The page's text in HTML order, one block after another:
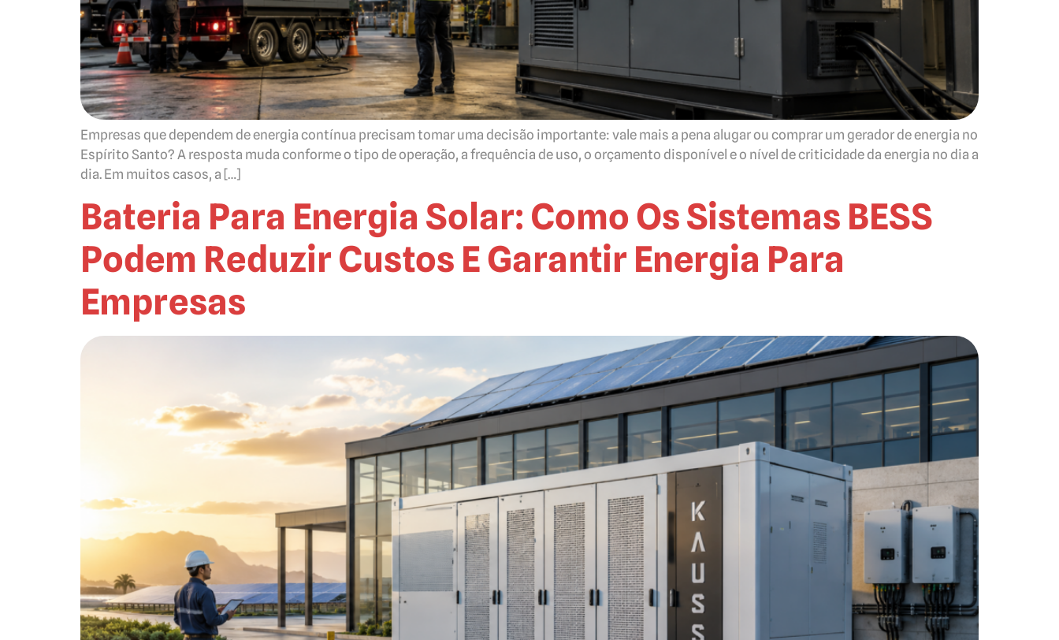
Empresas que dependem de energia contínua precisam tomar uma decisão importante: vale mais a pena alugar ou comprar um gerador de energia no
Espírito Santo? A resposta muda conforme o tipo de operação, a frequência de uso, o orçamento disponível e o nível de criticidade da energia no dia a
dia. Em muitos casos, a […]
Bateria Para Energia Solar: Como Os Sistemas BESS
Podem Reduzir Custos E Garantir Energia Para
Empresas